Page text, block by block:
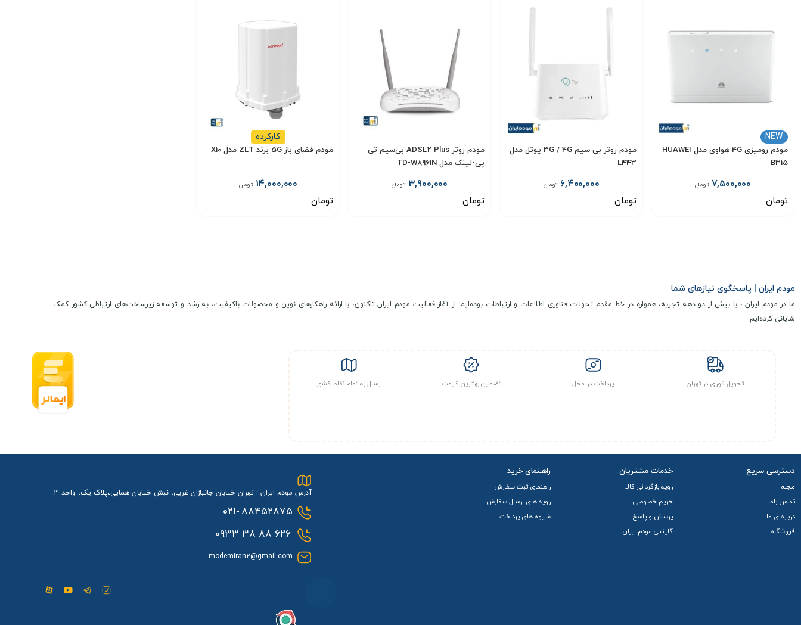
NEW
مودم رومیزی 4G هواوی مدل HUAWEI
B315
7,500,000 تومان
تومان
مودم روتر بی سیم 3G / 4G یوتل مدل
L443
6,400,000 تومان
تومان
مودم روتر ADSL2 Plus بی‌سیم تی
پی-لینک مدل TD-W8961N
3,900,000 تومان
تومان
کارکرده
مودم فضای باز 5G برند ZLT مدل X10
14,000,000 تومان
تومان
مودم ایران | پاسخگوی نیازهای شما
ما در مودم ایران ، با بیش از دو دهه تجربه، همواره در خط مقدم تحولات فناوری اطلاعات و ارتباطات بوده‌ایم. از آغاز فعالیت مودم ایران تاکنون، با ارائه راهکارهای نوین و محصولات باکیفیت، به رشد و توسعه زیرساخت‌های ارتباطی کشور کمک
شایانی کرده‌ایم.
تحویل فوری در تهران پرداخت در محل تضمین بهترین قیمت ارسال به تمام نقاط کشور
دسترسی سریع
مجله
تماس باما
درباره ی ما
فروشگاه
خدمات مشتریان
رویه بازگردانی کالا
حریم خصوصی
پرسش و پاسخ
گارانتی مودم ایران
راهـنمای خرید
راهنمای ثبت سفارش
رویه های ارسال سفارش
شیوه های پرداخت
آدرس مودم ایران : تهران خیابان جانبازان غربی، نبش خیابان همایی،پلاک یک، واحد 3
021-88452875
626
88 38 0933
modemiran2@gmail.com